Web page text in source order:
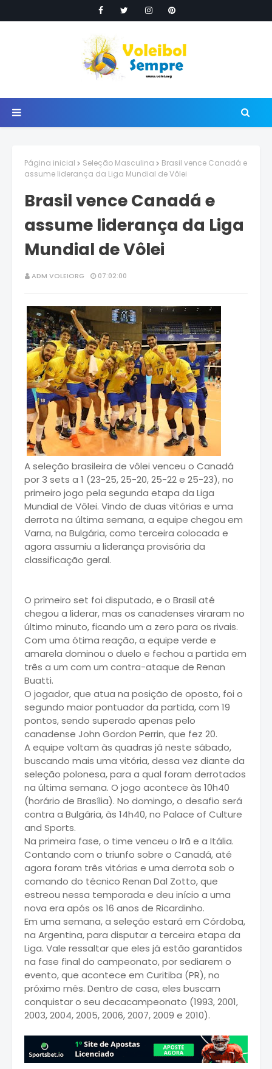
Página inicial Seleção Masculina
Brasil vence Canadá e
assume liderança da Liga Mundial de Vôlei
Brasil vence Canadá e
assume liderança da Liga
Mundial de Vôlei
ADM VOLEIORG 07:02:00
A seleção brasileira de vôlei venceu o Canadá
por 3 sets a 1 (23-25, 25-20, 25-22 e 25-23), no
primeiro jogo pela segunda etapa da Liga
Mundial de Vôlei. Vindo de duas vitórias e uma
derrota na última semana, a equipe chegou em
Varna, na Bulgária, como terceira colocada e
agora assumiu a liderança provisória da
classificação geral.
O primeiro set foi disputado, e o Brasil até
chegou a liderar, mas os canadenses viraram no
último minuto, ficando um a zero para os rivais.
Com uma ótima reação, a equipe verde e
amarela dominou o duelo e fechou a partida em
três a um com um contra-ataque de Renan
Buatti.
O jogador, que atua na posição de oposto, foi o
segundo maior pontuador da partida, com 19
pontos, sendo superado apenas pelo
canadense John Gordon Perrin, que fez 20.
A equipe voltam às quadras já neste sábado,
buscando mais uma vitória, dessa vez diante da
seleção polonesa, para a qual foram derrotados
na última semana. O jogo acontece às 10h40
(horário de Brasília). No domingo, o desafio será
contra a Bulgária, às 14h40, no Palace of Culture
and Sports.
Na primeira fase, o time venceu o Irã e a Itália.
Contando com o triunfo sobre o Canadá, até
agora foram três vitórias e uma derrota sob o
comando do técnico Renan Dal Zotto, que
estreou nessa temporada e deu início a uma
nova era após os 16 anos de Ricardinho.
Em uma semana, a seleção estará em Córdoba,
na Argentina, para disputar a terceira etapa da
Liga. Vale ressaltar que eles já estão garantidos
na fase final do campeonato, por sediarem o
evento, que acontece em Curitiba (PR), no
próximo mês. Dentro de casa, eles buscam
conquistar o seu decacampeonato (1993, 2001,
2003, 2004, 2005, 2006, 2007, 2009 e 2010).